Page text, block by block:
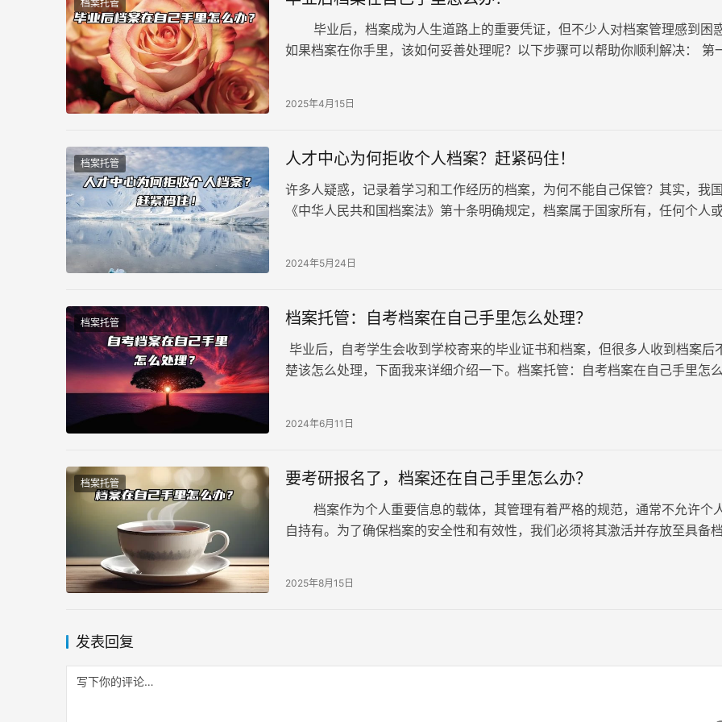
档案托管
毕业后，档案成为人生道路上的重要凭证，但不少人对档案管理感到困惑
如果档案在你手里，该如何妥善处理呢？以下步骤可以帮助你顺利解决： 第
2025年4月15日
档案托管 人才中心为何拒收个人档案？赶紧码住！
许多人疑惑，记录着学习和工作经历的档案，为何不能自己保管？其实，我国
《中华人民共和国档案法》第十条明确规定，档案属于国家所有，任何个人
2024年5月24日
档案托管 档案托管：自考档案在自己手里怎么处理？
毕业后，自考学生会收到学校寄来的毕业证书和档案，但很多人收到档案后
楚该怎么处理，下面我来详细介绍一下。档案托管：自考档案在自己手里怎
加盖章。没有被密封的档案是无法被任何单位或人才中心接收的。
2024年6月11日
档案托管 要考研报名了，档案还在自己手里怎么办？
档案作为个人重要信息的载体，其管理有着严格的规范，通常不允许个
自持有。为了确保档案的安全性和有效性，我们必须将其激活并存放至具备
2025年8月15日
发表回复